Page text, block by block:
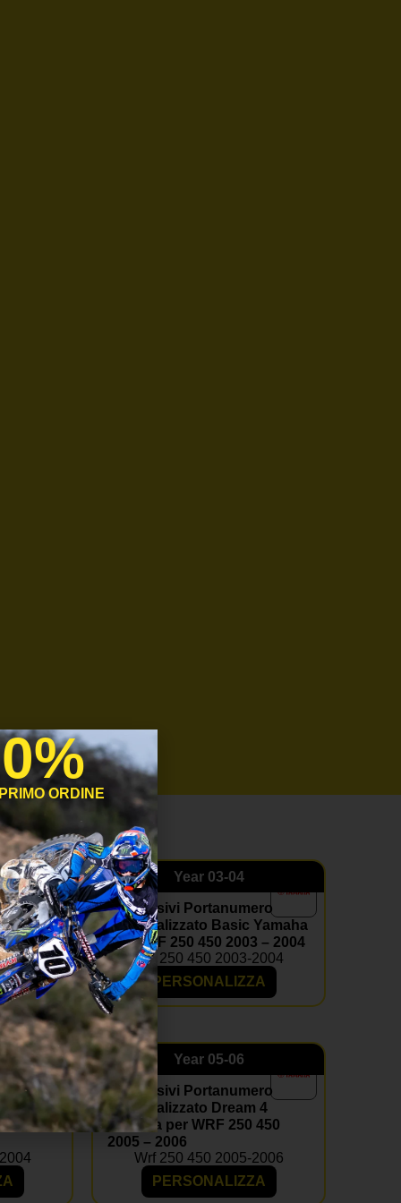
WRF
250
Year03-04
Kit Adesivi Portanumero
Personalizzato Basic Yamaha
per WRF 250 450 2003 – 2004
Wrf 250 450 2003-2004
PERSONALIZZA
450
Year05-06
Kit Adesivi Portanumero
Personalizzato Dream 4
Yamaha per WRF 250 450
2005 – 2006
Wrf 250 450 2005-2006
PERSONALIZZA
ORDINE